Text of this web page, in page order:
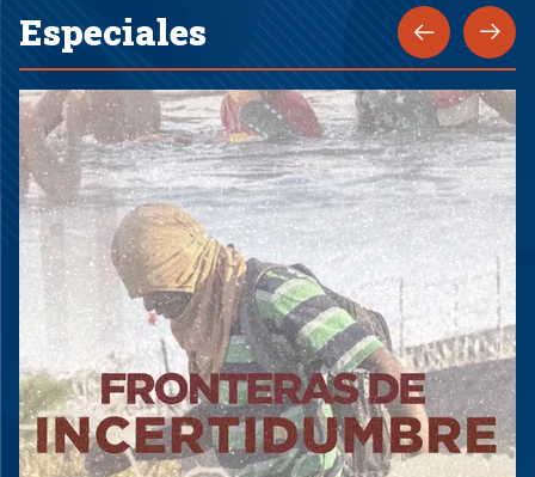
Especiales